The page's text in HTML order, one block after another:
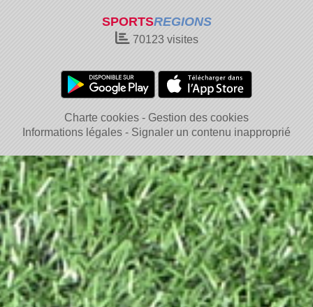
SPORTSREGIONS
70123visites
Charte cookies
Gestion des cookies
Informations légales
Signaler un contenu inapproprié